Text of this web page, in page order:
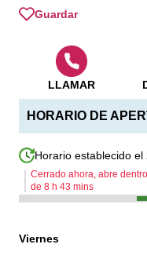
Guardar
HORARIO DE
Horario establecido el
Cerrado ahora, abre dentro
de 8h 43 mins
Viernes
LLAMAR